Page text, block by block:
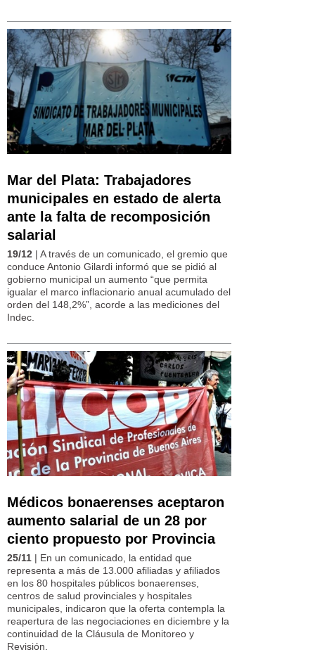
Mar del Plata: Trabajadores
municipales en estado de alerta
ante la falta de recomposición
salarial
19/12 | A través de un comunicado, el gremio que
conduce Antonio Gilardi informó que se pidió al
gobierno municipal un aumento “que permita
igualar el marco inflacionario anual acumulado del
orden del 148,2%”, acorde a las mediciones del
Indec.
Médicos bonaerenses aceptaron
aumento salarial de un 28 por
ciento propuesto por Provincia
25/11 | En un comunicado, la entidad que
representa a más de 13.000 afiliadas y afiliados
en los 80 hospitales públicos bonaerenses,
centros de salud provinciales y hospitales
municipales, indicaron que la oferta contempla la
reapertura de las negociaciones en diciembre y la
continuidad de la Cláusula de Monitoreo y
Revisión.